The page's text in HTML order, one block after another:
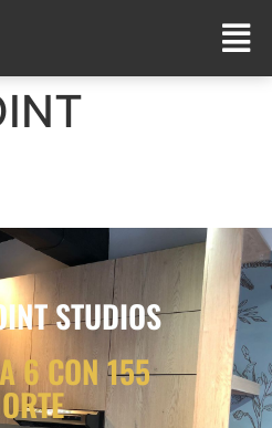
STUDIOS
6 CON 155